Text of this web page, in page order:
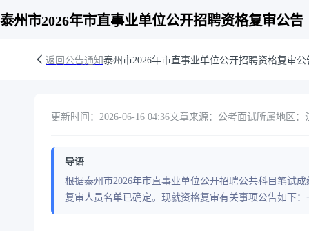
泰州市2026年市直事业单位公开招聘资格复审公告
返回公告通知泰州市2026年市直事业单位公开招聘资格复审公
更新时间：2026-06-16 04:36文章来源：公考面试所属地区：
导语
根据泰州市2026年市直事业单位公开招聘公共科目笔试
复审人员名单已确定。现就资格复审有关事项公告如下